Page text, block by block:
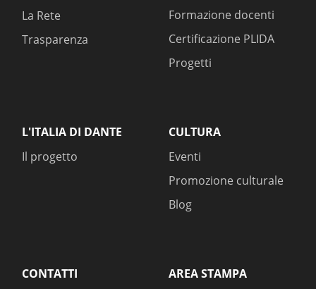
La Rete
Trasparenza
Formazione docenti
Certificazione PLIDA
Progetti
L'ITALIA DI DANTE
Il progetto
CULTURA
Eventi
Promozione culturale
Blog
CONTATTI
AREA STAMPA